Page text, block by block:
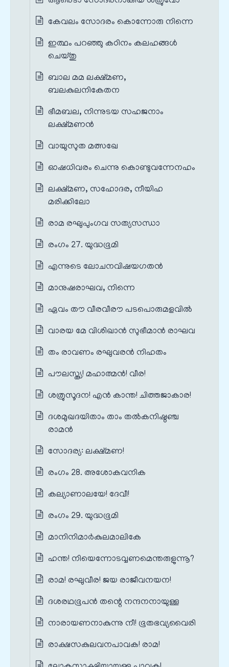
കേവലം സോദരം കൊന്നോരു നിന്നെ
ഇത്ഥം പറഞ്ഞു കഠിനം കലഹങ്ങൾ
ചെയ്തു
ബാല മമ ലക്ഷ്മണ,
ബലകുലനികേതന
ഭീമബല, നിന്നുടയ സഹജനാം
ലക്ഷ്മണൻ
വായുസുത മത്സഖേ
ഓഷധിവരം ചെന്നു കൊണ്ടുവന്നേനഹം
ലക്ഷ്മണ, സഹോദര, നീയിഹ
മരിക്കിലോ
രാമ രഘുപുംഗവ സത്യസന്ധാ
രംഗം 27. യുദ്ധഭൂമി
എന്നുടെ ലോചനവിഷയഗതൻ
മാനുഷരാഘവ, നിന്നെ
ഏവം തൗ വീരവീരൗ പടപൊരുമളവിൽ
വാരയ മേ വിശിഖാൻ സുഭീമാൻ രാഘവ
തം രാവണം രഘുവരൻ നിഹതം
പൗലസ്ത്യ! മഹാത്മൻ! വീര!
ശത്രുസൂദന! എൻ കാന്ത! ചിത്തജാകാര!
ദശമുഖദയിതാം താം തൽകനിഷ്ഠഞ്ച
രാമൻ
സോദര്യ: ലക്ഷ്മണ!
രംഗം 28. അശോകവനിക
കല്യാണാലയേ! ദേവീ!
രംഗം 29. യുദ്ധഭൂമി
മാനിനിമാർകുലമാലികേ
ഹന്ത! നിയെന്നോടവ്വണമെന്തരുളുന്നൂ?
രാമ! രഘുവീര! ജയ രാജീവനയന!
ദശരഥഭൂപൻ തന്റെ നന്ദനനായുള്ള
നാരായണനാകുന്നു നീ! ഭൂതഭവ്യവൈരി
രാക്ഷസകുലവനപാവക! രാമ!